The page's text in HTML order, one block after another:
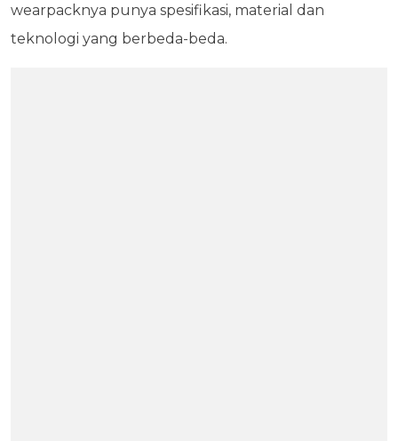
wearpacknya punya spesifikasi, material dan
teknologi yang berbeda-beda.